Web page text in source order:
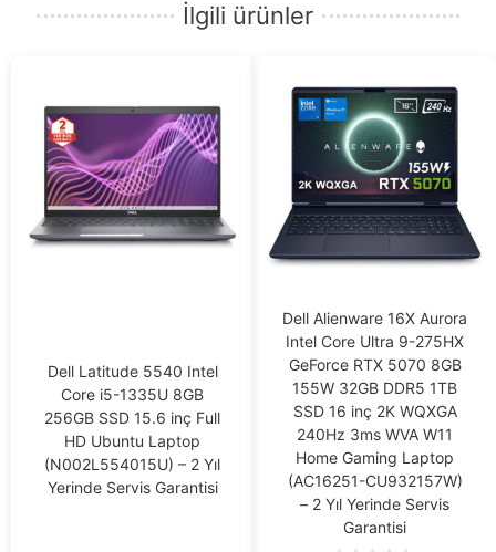
İlgili ürünler
Dell Latitude 5540 Intel
Core i5-1335U 8GB
256GB SSD 15.6 inç Full
HD Ubuntu Laptop
(N002L554015U) – 2 Yıl
Yerinde Servis Garantisi
Dell Alienware 16X Aurora
Intel Core Ultra 9-275HX
GeForce RTX 5070 8GB
155W 32GB DDR5 1TB
SSD 16 inç 2K WQXGA
240Hz 3ms WVA W11
Home Gaming Laptop
(AC16251-CU932157W)
– 2 Yıl Yerinde Servis
Garantisi